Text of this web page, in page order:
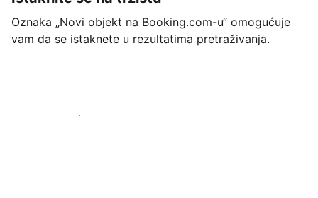
Oznaka „Novi objekt na Booking.com-u“ omogućuje
vam da se istaknete u rezultatima pretraživanja.
Započnite već danas